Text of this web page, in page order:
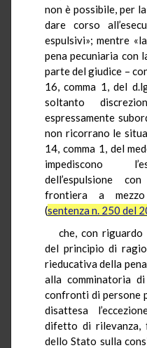
non è possibile, per
dare corso
espulsivi»; mentre
pena pecuniaria con
parte del giudice –
16, comma 1, del
soltanto
espressamente
non ricorrano le
14, comma 1, del
impediscono
dell’espulsione
frontiera a
(sentenza n. 250 del
che, con
del principio di
rieducativa della
alla comminatoria
confronti di persone
disattesa
difetto di rilevanza,
dello Stato sulla